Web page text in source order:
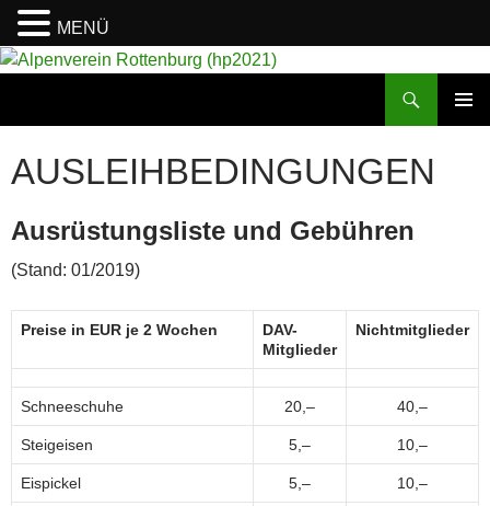
SPRINGEN
AUSLEIHBEDINGUNGEN
Ausrüstungsliste und Gebühren
(Stand: 01/2019)
Preise in EUR je 2 Wochen
DAV-
Mitglieder
Nichtmitglieder
Schneeschuhe 20,– 40,–
Steigeisen 5,– 10,–
Eispickel 5,– 10,–
MENÜ